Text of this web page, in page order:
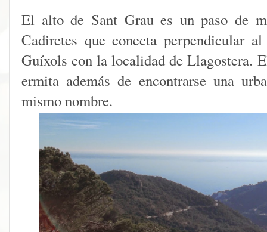
El alto de Sant Grau es un paso de
Cadiretes que conecta perpendicular
Guíxols con la localidad de Llagostera.
ermita además de encontrarse una
mismo nombre.